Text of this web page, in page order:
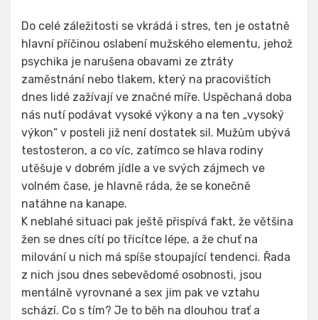
Do celé záležitosti se vkrádá i stres, ten je ostatně
hlavní příčinou oslabení mužského elementu, jehož
psychika je narušena obavami ze ztráty
zaměstnání nebo tlakem, který na pracovištích
dnes lidé zažívají ve značné míře. Uspěchaná doba
nás nutí podávat vysoké výkony a na ten „vysoký
výkon“ v posteli již není dostatek sil. Mužům ubývá
testosteron, a co víc, zatímco se hlava rodiny
utěšuje v dobrém jídle a ve svých zájmech ve
volném čase, je hlavně ráda, že se konečně
natáhne na kanape.
K neblahé situaci pak ještě přispívá fakt, že většina
žen se dnes cítí po třicítce lépe, a že chuť na
milování u nich má spíše stoupající tendenci. Řada
z nich jsou dnes sebevědomé osobnosti, jsou
mentálně vyrovnané a sex jim pak ve vztahu
schází. Co s tím? Je to běh na dlouhou trať a